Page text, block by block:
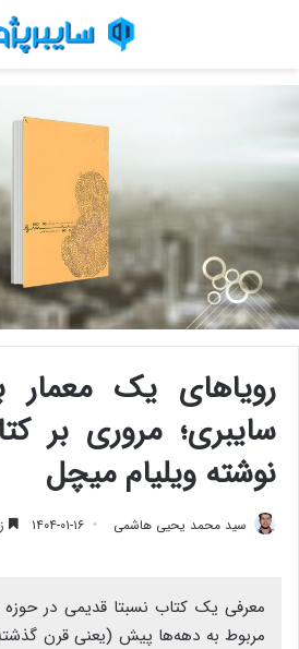
رویاهای یک معمار
سایبری؛ مروری بر
نوشته ویلیام میچل
سید محمد یحیی هاشمی ۱۴۰۴-۰۱-۱۶
معرفی یک کتاب نسبتا قدیمی در حوزه
مربوط به دهه‌ها پیش (یعنی قرن